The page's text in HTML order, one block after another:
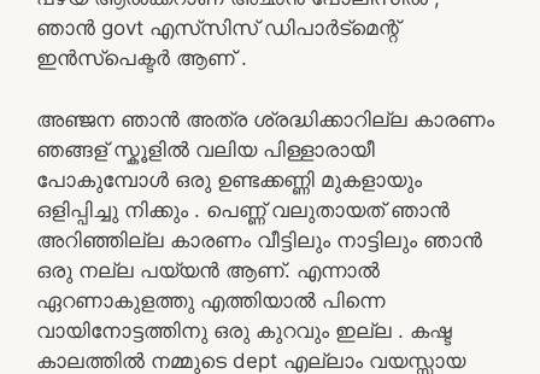
ഞാൻ govt എസ്‌സിസ് ഡിപാർട്മെന്റ്
ഇൻസ്പെക്ടർ ആണ്‌ .
അഞ്ജന ഞാൻ അത്ര ശ്രദ്ധിക്കാറില്ല കാരണം
ഞങ്ങള് സ്കൂളിൽ വലിയ പിള്ളാരായീ
പോകുമ്പോൾ ഒരു ഉണ്ടക്കണ്ണി മുകളായും
ഒളിപ്പിച്ചു നിക്കും . പെണ്ണ് വലുതായത് ഞാൻ
അറിഞ്ഞില്ല കാരണം വീട്ടിലും നാട്ടിലും ഞാൻ
ഒരു നല്ല പയ്യൻ ആണ്. എന്നാൽ
ഏറണാകുളത്തു എത്തിയാൽ പിന്നെ
വായിനോട്ടത്തിനു ഒരു കുറവും ഇല്ല . കഷ്ട
കാലത്തിൽ നമ്മുടെ dept എല്ലാം വയസ്സായ